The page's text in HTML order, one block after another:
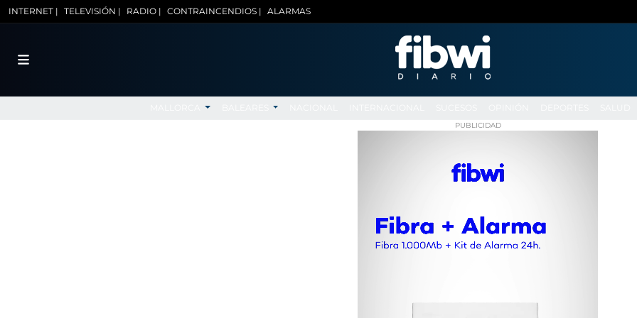
INTERNET | TELEVISIÓN | RADIO | CONTRAINCENDIOS | ALARMAS